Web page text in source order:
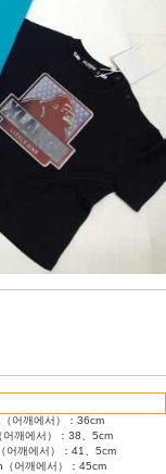
어깨에서）：36cm
깨에서）：38、5cm
어깨에서）：41、5cm
어깨에서）：45cm